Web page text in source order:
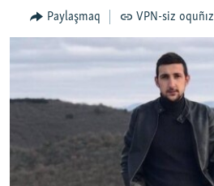
VİDEO
FİKİR
Русский
Paylaşmaq VPN-siz oquñız